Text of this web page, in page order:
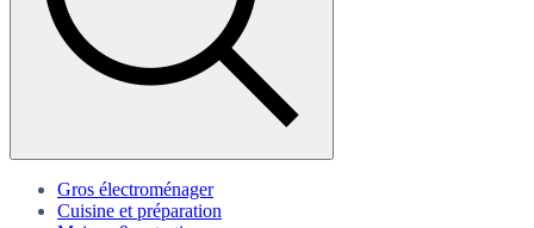
Gros électroménager
Cuisine et préparation